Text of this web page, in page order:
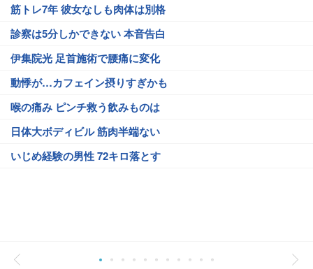
筋トレ7年 彼女なしも肉体は別格
診察は5分しかできない 本音告白
伊集院光 足首施術で腰痛に変化
動悸が…カフェイン摂りすぎかも
喉の痛み ピンチ救う飲みものは
日体大ボディビル 筋肉半端ない
いじめ経験の男性 72キロ落とす